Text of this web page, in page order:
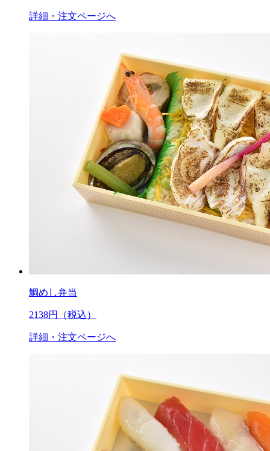
詳細・注文ページへ
鯛めし弁当
2138円（税込）
詳細・注文ページへ